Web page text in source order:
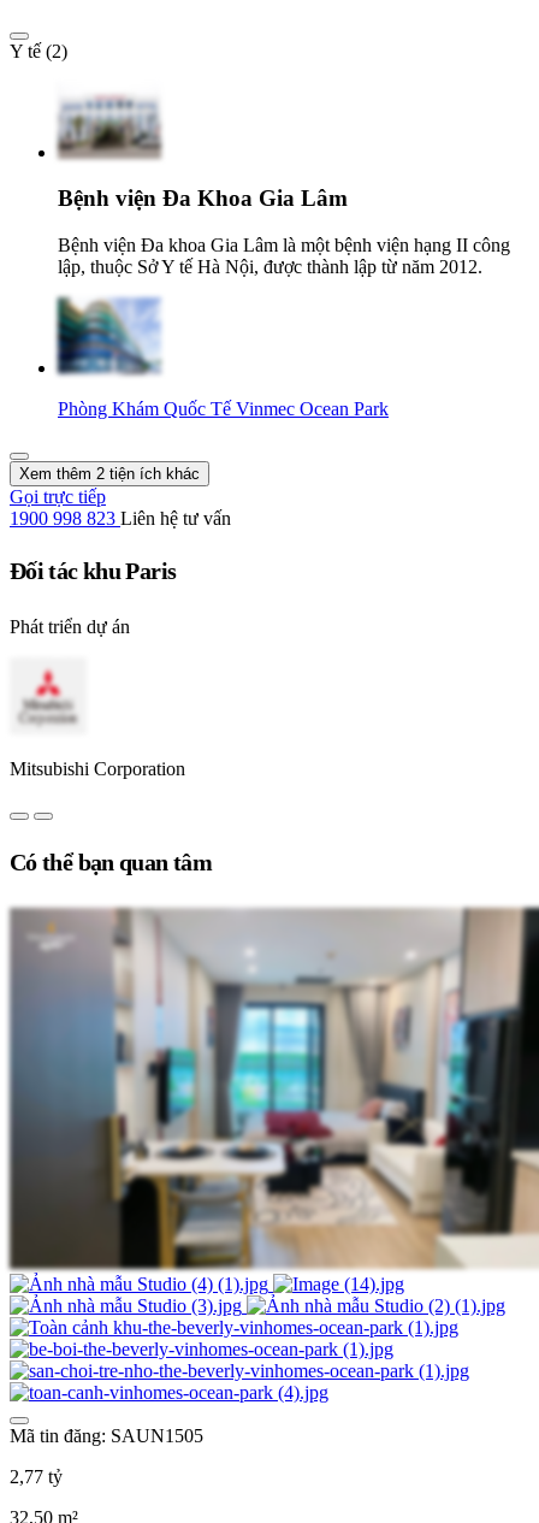
Y tế (2)
Bệnh viện Đa Khoa Gia Lâm
Bệnh viện Đa khoa Gia Lâm là một bệnh viện hạng II công
lập, thuộc Sở Y tế Hà Nội, được thành lập từ năm 2012.
Phòng Khám Quốc Tế Vinmec Ocean Park
Xem thêm 2 tiện ích khác
Gọi trực tiếp
1900 998 823 Liên hệ tư vấn
Đối tác khu Paris
Phát triển dự án
Mitsubishi Corporation
Có thể bạn quan tâm
Mã tin đăng: SAUN1505
2,77 tỷ
32,50 m²